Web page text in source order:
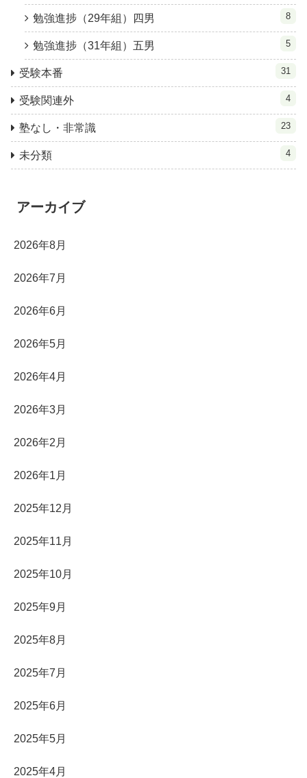
勉強進捗（29年組）四男 8
勉強進捗（31年組）五男 5
受験本番 31
受験関連外 4
塾なし・非常識 23
未分類 4
アーカイブ
2026年8月
2026年7月
2026年6月
2026年5月
2026年4月
2026年3月
2026年2月
2026年1月
2025年12月
2025年11月
2025年10月
2025年9月
2025年8月
2025年7月
2025年6月
2025年5月
2025年4月